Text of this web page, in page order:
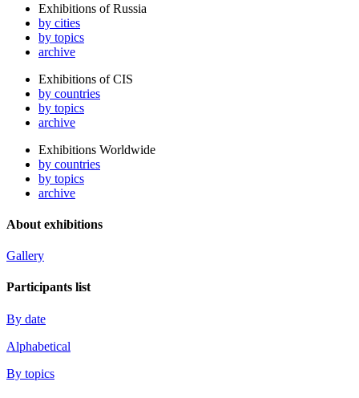
Exhibitions of Russia
by cities
by topics
archive
Exhibitions of CIS
by countries
by topics
archive
Exhibitions Worldwide
by countries
by topics
archive
About exhibitions
Gallery
Participants list
By date
Alphabetical
By topics